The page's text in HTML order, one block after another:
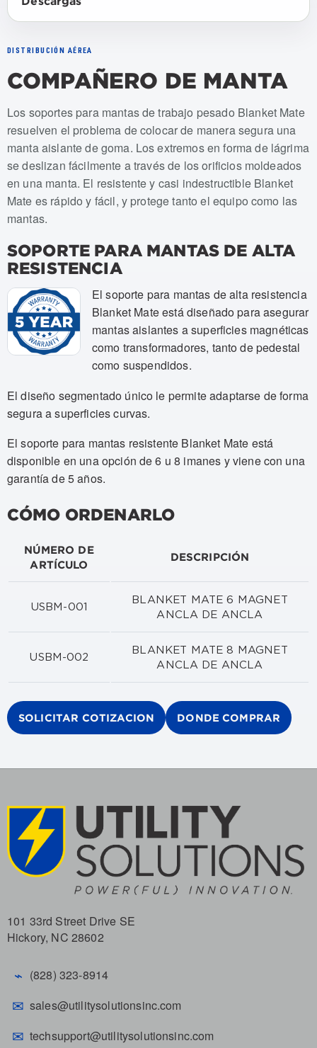
DISTRIBUCIÓN AÉREA
COMPAÑERO DE MANTA
Numeros de articulo: USBM-001, USBM-002
Los soportes para mantas de trabajo pesado Blanket Mate
resuelven el problema de colocar de manera segura una
manta aislante de goma. Los extremos en forma de lágrima
se deslizan fácilmente a través de los orificios moldeados
en una manta. El resistente y casi indestructible Blanket
Mate es rápido y fácil, y protege tanto el equipo como las
mantas.
SOPORTE PARA MANTAS DE ALTA
RESISTENCIA
El soporte para mantas de alta resistencia
Blanket Mate está diseñado para asegurar
mantas aislantes a superficies magnéticas
como transformadores, tanto de pedestal
como suspendidos.
El diseño segmentado único le permite adaptarse de forma
segura a superficies curvas.
El soporte para mantas resistente Blanket Mate está
disponible en una opción de 6 u 8 imanes y viene con una
garantía de 5 años.
CÓMO ORDENARLO
NÚMERO DE
ARTÍCULO
DESCRIPCIÓN
USBM-001
BLANKET MATE 6 MAGNET
ANCLA DE ANCLA
USBM-002
BLANKET MATE 8 MAGNET
ANCLA DE ANCLA
SOLICITAR COTIZACION DONDE COMPRAR
101 33rd Street Drive SE
Hickory, NC 28602
⌁ (828) 323-8914
✉ sales@utilitysolutionsinc.com
✉ techsupport@utilitysolutionsinc.com